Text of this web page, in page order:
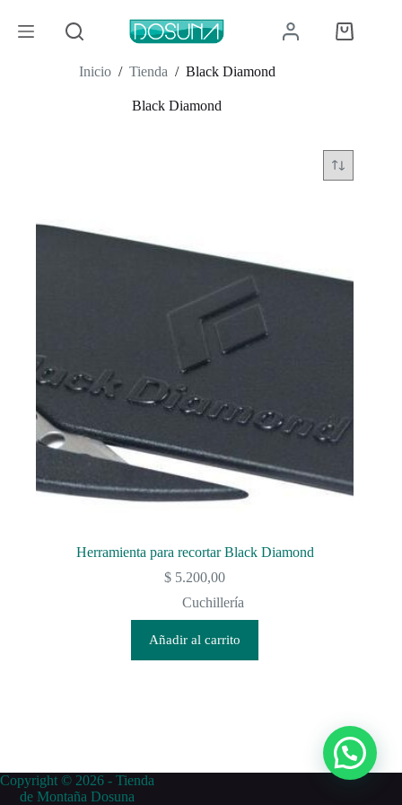
contenido
Carro
de
Inicio / Tienda / Black Diamond
Black Diamond
Herramienta para recortar Black Diamond
$ 5.200,00
Cuchillería
Añadir al carrito
Copyright © 2026 - Tienda
de Montaña Dosuna